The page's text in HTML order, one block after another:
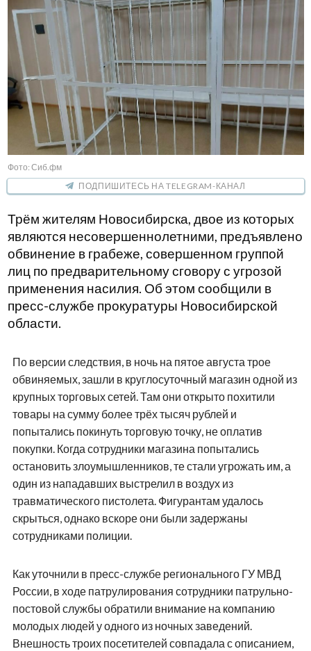
Фото: Сиб.фм
ПОДПИШИТЕСЬ НА TELEGRAM-КАНАЛ
Трём жителям Новосибирска, двое из которых
являются несовершеннолетними, предъявлено
обвинение в грабеже, совершенном группой
лиц по предварительному сговору с угрозой
применения насилия. Об этом сообщили в
пресс-службе прокуратуры Новосибирской
области.
По версии следствия, в ночь на пятое августа трое
обвиняемых, зашли в круглосуточный магазин одной из
крупных торговых сетей. Там они открыто похитили
товары на сумму более трёх тысяч рублей и
попытались покинуть торговую точку, не оплатив
покупки. Когда сотрудники магазина попытались
остановить злоумышленников, те стали угрожать им, а
один из нападавших выстрелил в воздух из
травматического пистолета. Фигурантам удалось
скрыться, однако вскоре они были задержаны
сотрудниками полиции.
Как уточнили в пресс-службе регионального ГУ МВД
России, в ходе патрулирования сотрудники патрульно-
постовой службы обратили внимание на компанию
молодых людей у одного из ночных заведений.
Внешность троих посетителей совпадала с описанием,